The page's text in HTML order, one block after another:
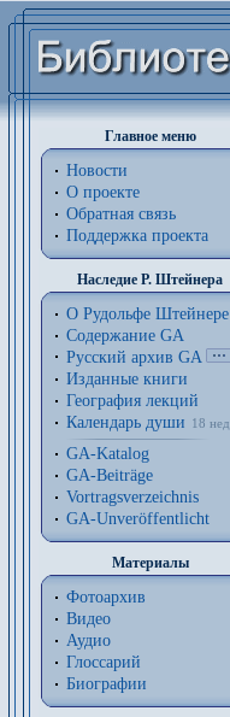
Главное меню
Новости
О проекте
Обратная связь
Поддержка проекта
Наследие Р. Штейнера
О Рудольфе Штейнере
Содержание GA
Русский архив GA
Изданные книги
География лекций
Календарь души
18 нед.
GA-Katalog
GA-Beiträge
Vortragsverzeichnis
GA-Unveröffentlicht
Материалы
Фотоархив
Видео
Аудио
Глоссарий
Биографии